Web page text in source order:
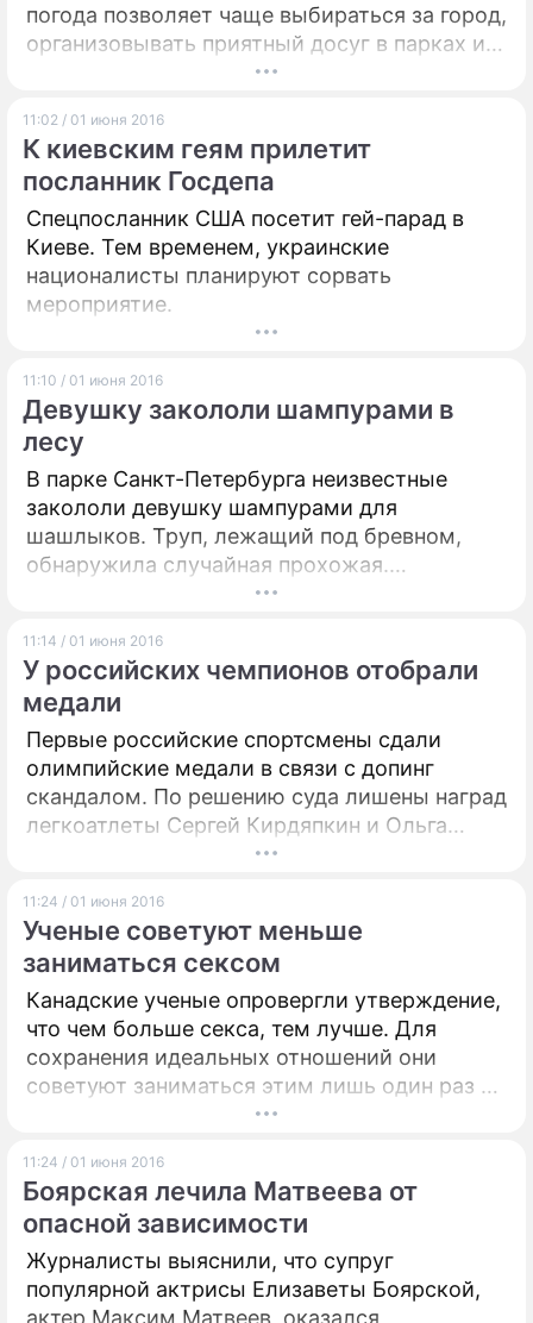
погода позволяет чаще выбираться за город,
организовывать приятный досуг в парках и
рядом с водоемами. О том, каким будет
специалист центра погоды "Фобос" Евгений
Тишковец.
11:02 / 01 июня 2016
К киевским геям прилетит
посланник Госдепа
Спецпосланник США посетит гей-парад в
Киеве. Тем временем, украинские
националисты планируют сорвать
мероприятие.
11:10 / 01 июня 2016
Девушку закололи шампурами в
лесу
В парке Санкт-Петербурга неизвестные
закололи девушку шампурами для
шашлыков. Труп, лежащий под бревном,
обнаружила случайная прохожая.
Расследование убийства продолжается.
11:14 / 01 июня 2016
У российских чемпионов отобрали
медали
Первые российские спортсмены сдали
олимпийские медали в связи с допинг
скандалом. По решению суда лишены наград
легкоатлеты Сергей Кирдяпкин и Ольга
11:24 / 01 июня 2016
Ученые советуют меньше
заниматься сексом
Канадские ученые опровергли утверждение,
что чем больше секса, тем лучше. Для
сохранения идеальных отношений они
советуют заниматься этим лишь один раз в
11:24 / 01 июня 2016
Боярская лечила Матвеева от
опасной зависимости
Журналисты выяснили, что супруг
популярной актрисы Елизаветы Боярской,
актер Максим Матвеев, оказался